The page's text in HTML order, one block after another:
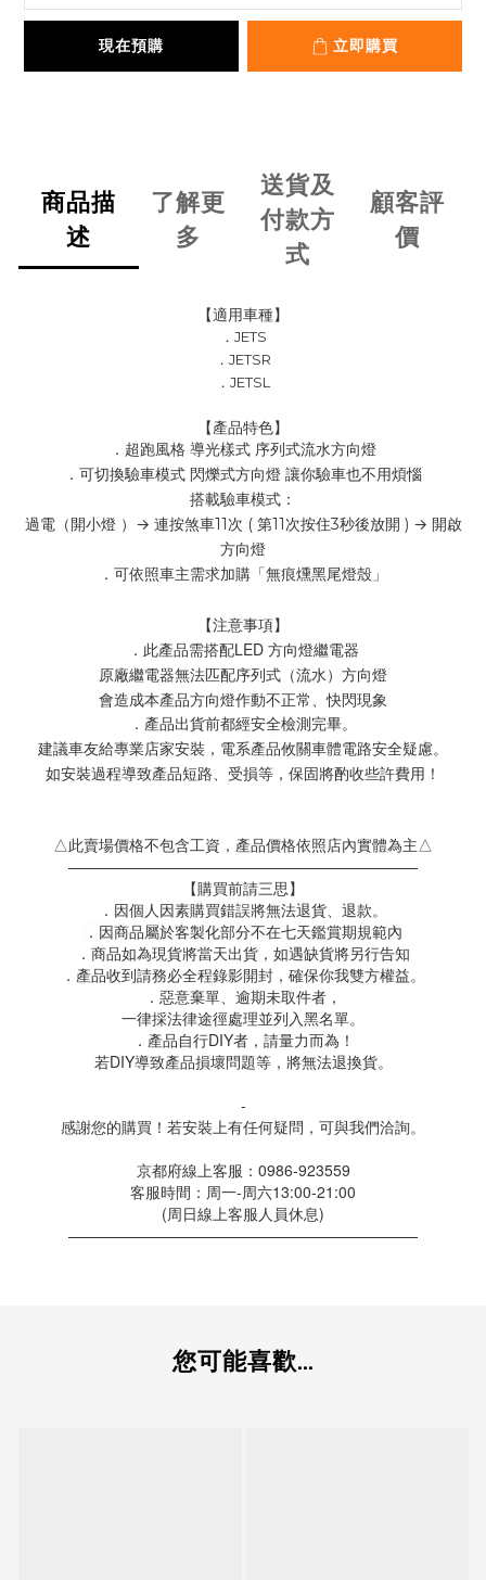
現在預購 立即購買
商品描
述
了解更
多
送貨及
付款方
式
顧客評
價
【適用車種】
． JETS
． JETSR
． JETSL
【產品特色】
．超跑風格 導光樣式 序列式流水方向燈
．可切換驗車模式 閃爍式方向燈 讓你驗車也不用煩惱
搭載驗車模式：
過電（開小燈 ）→ 連按煞車11次 ( 第11次按住3秒後放開 ) → 開啟
方向燈
．可依照車主需求加購「無痕燻黑尾燈殼」
【注意事項】
．此產品需搭配LED 方向燈繼電器
原廠繼電器無法匹配序列式（流水）方向燈
會造成本產品方向燈作動不正常、快閃現象
．產品出貨前都經安全檢測完畢。
建議車友給專業店家安裝，電系產品攸關車體電路安全疑慮。
如安裝過程導致產品短路、受損等，保固將酌收些許費用！
△此賣場價格不包含工資，產品價格依照店內實體為主△
———————————————————————
【購買前請三思】
．因個人因素購買錯誤將無法退貨、退款。
．因商品屬於客製化部分不在七天鑑賞期規範內
．商品如為現貨將當天出貨，如遇缺貨將另行告知
．產品收到請務必全程錄影開封，確保你我雙方權益。
．惡意棄單、逾期未取件者，
一律採法律途徑處理並列入黑名單。
．產品自行DIY者，請量力而為！
若DIY導致產品損壞問題等，將無法退換貨。
-
感謝您的購買！若安裝上有任何疑問，可與我們洽詢。
京都府線上客服：0986-923559
客服時間：周一-周六13:00-21:00
(周日線上客服人員休息)
———————————————————————
您可能喜歡...